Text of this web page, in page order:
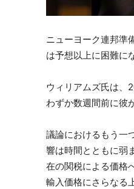
ニューヨーク連邦準
は予想以上に困難に
ウィリアムズ氏は、
わずか数週間前に彼
議論におけるもう一
響は時間とともに弱
在の関税による価格
輸入価格にさらなる